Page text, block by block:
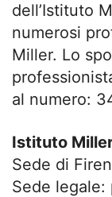
dell’Istituto
numerosi
Miller. Lo
al numero:
Istituto
Sede di
Sede legale: